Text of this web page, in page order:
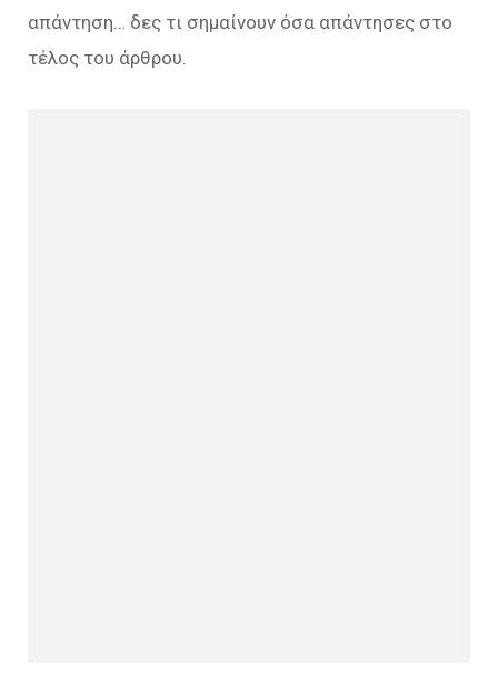
απάντηση… δες τι σημαίνουν όσα απάντησες στο
τέλος του άρθρου.